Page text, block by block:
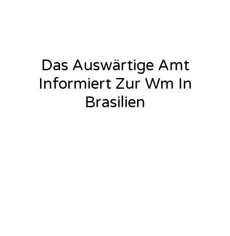
Das Auswärtige Amt
Informiert Zur Wm In
Brasilien